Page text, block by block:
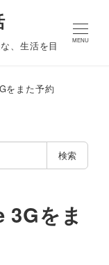
、生活を目 MENU
をまた予約
検索
をま